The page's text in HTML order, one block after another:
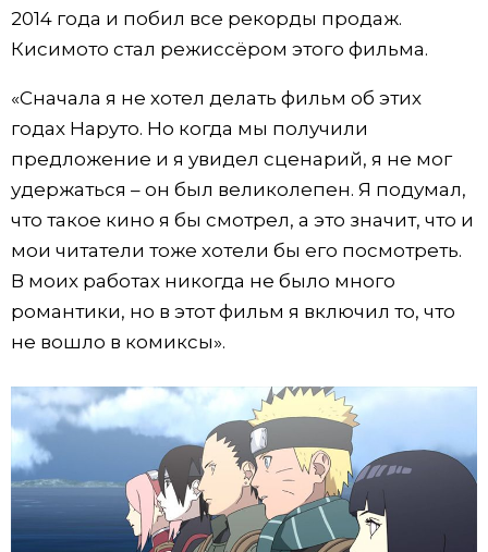
2014 года и побил все рекорды продаж.
Кисимото стал режиссёром этого фильма.
«Сначала я не хотел делать фильм об этих
годах Наруто. Но когда мы получили
предложение и я увидел сценарий, я не мог
удержаться – он был великолепен. Я подумал,
что такое кино я бы смотрел, а это значит, что и
мои читатели тоже хотели бы его посмотреть.
В моих работах никогда не было много
романтики, но в этот фильм я включил то, что
не вошло в комиксы».